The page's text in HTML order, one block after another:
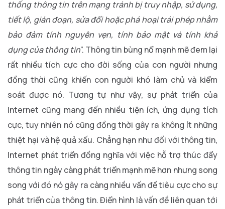
thống thông tin trên mạng tránh bị truy nhập, sử dụng,
tiết lộ, gián đoạn, sửa đổi hoặc phá hoại trái phép nhằm
bảo đảm tính nguyên vẹn, tính bảo mật và tính khả
dụng của thông tin”. Thông tin bùng nổ mạnh mẽ đem lại
rất nhiều tích cực cho đời sống của con người nhưng
đồng thời cũng khiến con người khó làm chủ và kiểm
soát được nó. Tương tự như vậy, sự phát triển của
Internet cũng mang đến nhiều tiện ích, ứng dụng tích
cực, tuy nhiên nó cũng đồng thời gây ra không ít những
thiệt hại và hệ quả xấu. Chẳng hạn như đối với thông tin,
Internet phát triển đồng nghĩa với việc hỗ trợ thúc đẩy
thông tin ngày càng phát triển mạnh mẽ hơn nhưng song
song với đó nó gây ra càng nhiều vấn đề tiêu cực cho sự
phát triển của thông tin. Điển hình là vấn đề liên quan tới